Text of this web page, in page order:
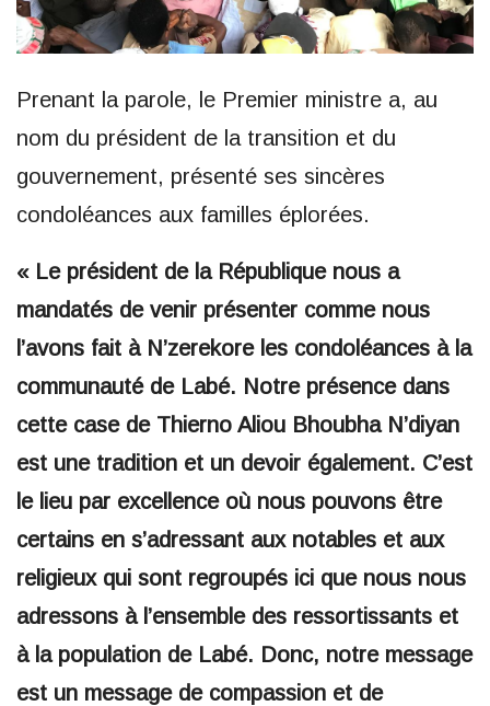
Prenant la parole, le Premier ministre a, au
nom du président de la transition et du
gouvernement, présenté ses sincères
condoléances aux familles éplorées.
« Le président de la République nous a
mandatés de venir présenter comme nous
l’avons fait à N’zerekore les condoléances à la
communauté de Labé. Notre présence dans
cette case de Thierno Aliou Bhoubha N’diyan
est une tradition et un devoir également. C’est
le lieu par excellence où nous pouvons être
certains en s’adressant aux notables et aux
religieux qui sont regroupés ici que nous nous
adressons à l’ensemble des ressortissants et
à la population de Labé. Donc, notre message
est un message de compassion et de